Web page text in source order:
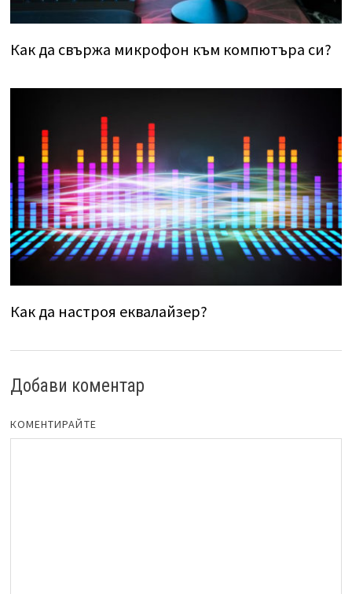
Как да свържа микрофон към компютъра си?
Как да настроя еквалайзер?
Добави коментар
КОМЕНТИРАЙТЕ